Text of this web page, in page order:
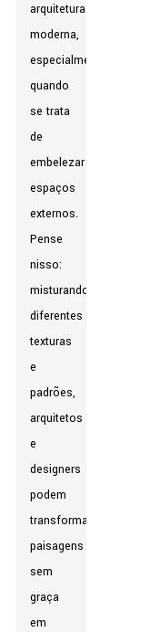
arquitetura
moderna,
especialmente
quando
se trata
de
embelezar
espaços
externos.
Pense
nisso:
misturando
diferentes
texturas
e
padrões,
arquitetos
e
designers
podem
transformar
paisagens
sem
graça
em